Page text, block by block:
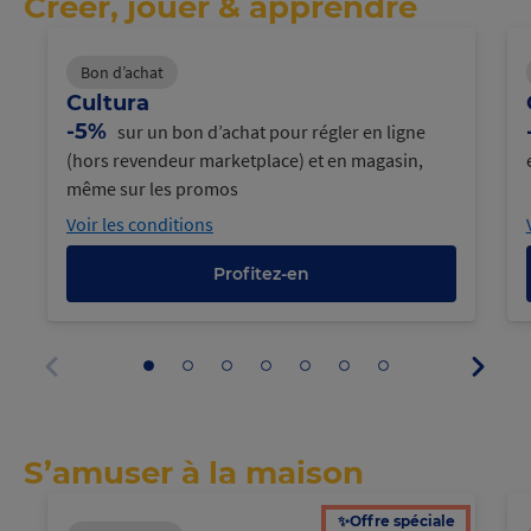
Bon d’achat
Cultura
-5% sur un bon d’achat pour régler en ligne
(hors revendeur marketplace) et en magasin,
même sur les promos
Voir les conditions
Profitez-en
Aller
Aller
Aller
Aller
Aller
Aller
Aller
S’amuser à la maison
✨Offre spéciale